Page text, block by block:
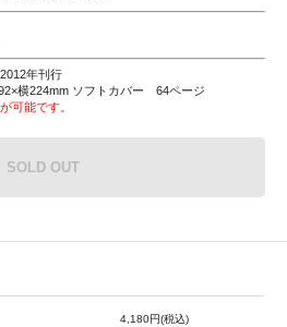
年刊行
横224mm ソフトカバー 64ページ
可能です。
SOLD OUT
4,180円(税込)